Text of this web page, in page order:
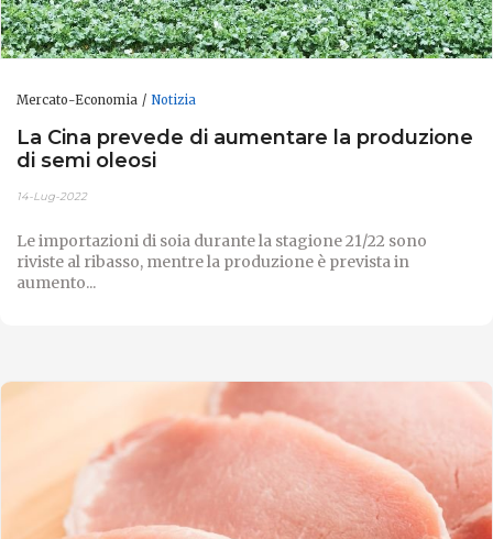
Mercato-Economia Notizia
La Cina prevede di aumentare la produzione
di semi oleosi
14-Lug-2022
Le importazioni di soia durante la stagione 21/22 sono
riviste al ribasso, mentre la produzione è prevista in
aumento...